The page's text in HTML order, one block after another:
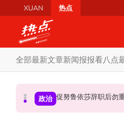
Skip to main content
XUAN 热点
全部最新文章新闻报报看八点
政治
政治
国际